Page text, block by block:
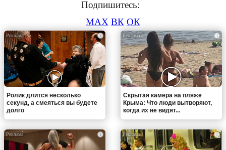
Подпишитесь:
MAX ВК ОК
i
Ролик длится несколько
секунд, а смеяться вы будете
долго
i
Скрытая камера на пляже
Крыма: Что люди вытворяют,
когда их не видят...
i i